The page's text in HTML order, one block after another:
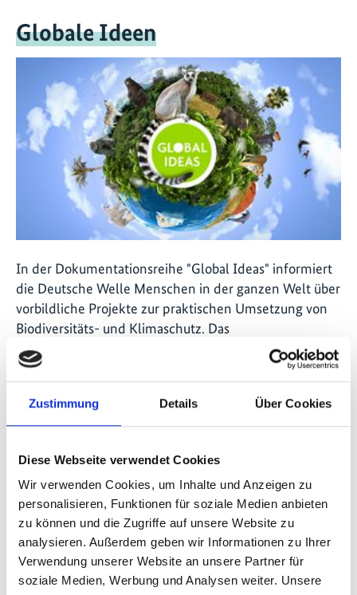
Zustimmung Details Über Cookies
Diese Webseite verwendet Cookies
Wir verwenden Cookies, um Inhalte und Anzeigen zu
personalisieren, Funktionen für soziale Medien anbieten
zu können und die Zugriffe auf unsere Website zu
analysieren. Außerdem geben wir Informationen zu Ihrer
Verwendung unserer Website an unsere Partner für
soziale Medien, Werbung und Analysen weiter. Unsere
Globale Ideen
In der Dokumentationsreihe "Global Ideas" informiert
die Deutsche Welle Menschen in der ganzen Welt über
vorbildliche Projekte zur praktischen Umsetzung von
Biodiversitäts- und Klimaschutz. Das
Bundesministerium für Umwelt, Naturschutz und
Nukleare Sicherheit finanziert
das Medienprojekt
Videos zum Projekt
Diese Inhalte können nicht angezeigt werden, da die
Marketing-Cookies abgelehnt wurden. Klicken Sie
hier
, um die Cookies zu akzeptieren und das Video
anzuzeigen!